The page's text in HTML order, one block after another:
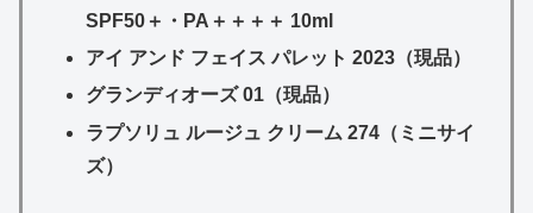
SPF50＋・PA＋＋＋＋ 10ml
アイ アンド フェイス パレット 2023（現品）
グランディオーズ 01（現品）
ラプソリュ ルージュ クリーム 274（ミニサイ
ズ）